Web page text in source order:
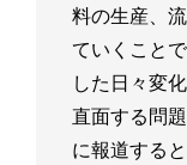
料の生産、
ていくこと
した日々変
直面する問
に報道する